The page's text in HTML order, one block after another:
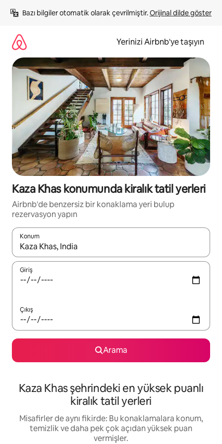
atla
Bazı bilgiler otomatik olarak çevrilmiştir. Orijinal dilde göster
Yerinizi Airbnb'ye taşıyın
Kaza Khas konumunda kiralık tatil yerleri
Airbnb'de benzersiz bir konaklama yeri bulup
rezervasyon yapın
Konum
Sonuçlar kullanılabilir olduğunda yukarı ve aşağı oklarıyla
Giriş
Çıkış
Arama
Kaza Khas şehrindeki en yüksek puanlı
kiralık tatil yerleri
Misafirler de aynı fikirde: Bu konaklamalara konum,
temizlik ve daha pek çok açıdan yüksek puan
vermişler.